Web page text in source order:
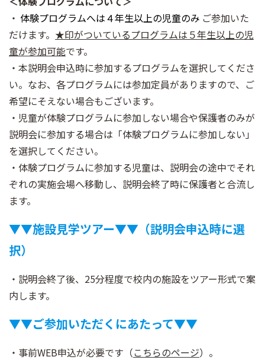
・ 体験プログラムへは４年生以上の児童のみ ご参加いた
だけます。 ★印がついているプログラムは５年生以上の児
童が参加可能です。
・本説明会申込時に参加するプログラムを選択してくださ
い。なお、各プログラムには参加定員がありますので、ご
希望にそえない場合もございます。
・児童が体験プログラムに参加しない場合や保護者のみが
説明会に参加する場合は「体験プログラムに参加しない」
を選択してください。
・体験プログラムに参加する児童は、説明会の途中でそれ
ぞれの実施会場へ移動し、説明会終了時に保護者と合流し
ます。
▼▼施設見学ツアー▼▼（説明会申込時に選
択）
・説明会終了後、25分程度で校内の施設をツアー形式で案
内します。
▼▼ご参加いただくにあたって▼▼
・事前WEB申込が必要です（こちらのページ）。